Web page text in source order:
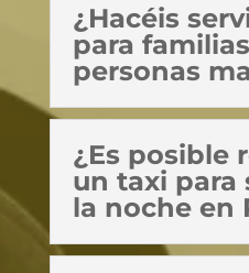
¿Hacéis
para
personas
¿Es posible
un taxi para
la noche en